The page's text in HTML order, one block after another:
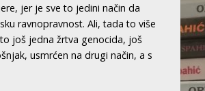
jer je sve to jedini način da
ravnopravnost. Ali, tada to više
još jedna žrtva genocida, još
usmrćen na drugi način, a s